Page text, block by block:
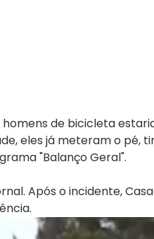
de bicicleta
eles já meteram o pé,
"Balanço Geral".
Após o incidente,